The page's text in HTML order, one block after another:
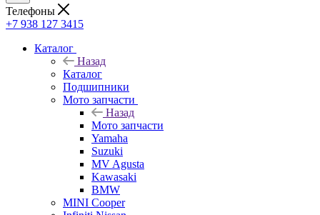
Телефоны
+7 938 127 3415
Каталог
Назад
Каталог
Подшипники
Мото запчасти
Назад
Мото запчасти
Yamaha
Suzuki
MV Agusta
Kawasaki
BMW
MINI Cooper